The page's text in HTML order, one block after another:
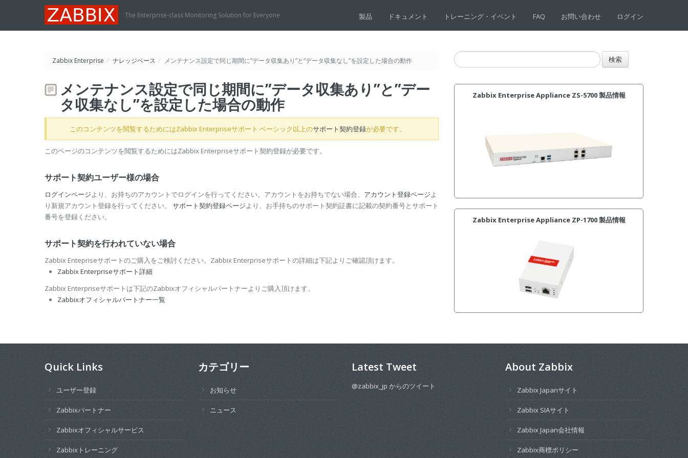
The Enterprise-class Monitoring Solution for Everyone 製品 ドキュメント トレーニング・イベント FAQ お問い合わせ ログイン
Zabbix Enterprise / ナレッジベース / メンテナンス設定で同じ期間に”データ収集あり”と”データ収集なし”を設定した場合の動作
メンテナンス設定で同じ期間に”データ収集あり”と”デー
タ収集なし”を設定した場合の動作
このコンテンツを閲覧するためにはZabbix Enterpriseサポート ベーシック以上のサポート契約登録が必要です。
このページのコンテンツを閲覧するためにはZabbix Enterpriseサポート契約登録が必要です。
サポート契約ユーザー様の場合
ログインページより、お持ちのアカウントでログインを行ってください。アカウントをお持ちでない場合、 アカウント登録ページよ
り新規アカウント登録を行ってください。 サポート契約登録ページより、お手持ちのサポート契約証書に記載の契約番号とサポート
番号を登録ください。
サポート契約を行われていない場合
Zabbix Entepriseサポートのご購入をご検討ください。Zabbix Enterpriseサポートの詳細は下記よりご確認頂けます。
Zabbix Enterpriseサポート詳細
Zabbix Enterpriseサポートは下記のZabbixオフィシャルパートナーよりご購入頂けます。
Zabbixオフィシャルパートナー一覧
Zabbix Enterprise Appliance ZS-5700 製品情報
Zabbix Enterprise Appliance ZP-1700 製品情報
Quick Links
ユーザー登録
Zabbixパートナー
Zabbixオフィシャルサービス
Zabbixトレーニング
カテゴリー
お知らせ
ニュース
Latest Tweet
@zabbix_jp からのツイート
About Zabbix
Zabbix Japanサイト
Zabbix SIAサイト
Zabbix Japan会社情報
Zabbix商標ポリシー